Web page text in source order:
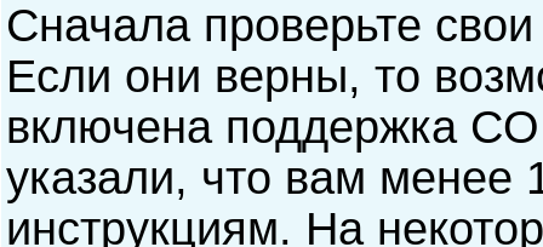
Сначала проверьте
Если они верны, то
включена поддержка
указали, что вам менее
инструкциям. На